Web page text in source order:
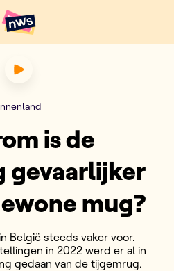
Hoofdpunten VRT NWS
tijgermug
is de
gevaarlijker
mug?
België steeds vaker voor.
in 2022 werd er al in
gedaan van de tijgemrug.